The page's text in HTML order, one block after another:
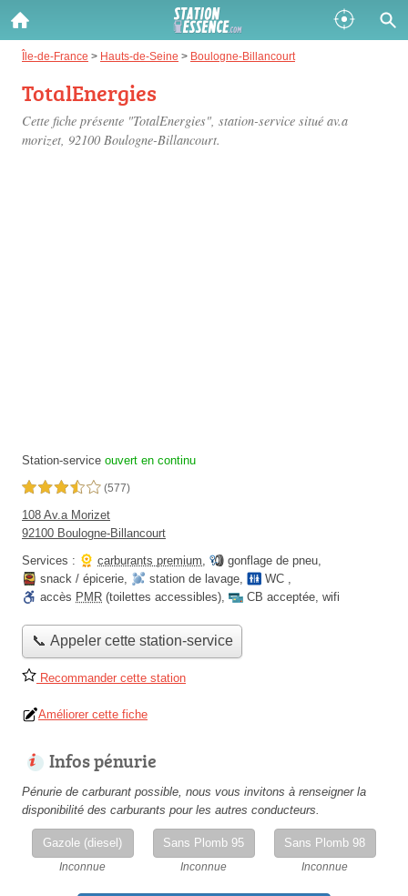
Île-de-France > Hauts-de-Seine > Boulogne-Billancourt
TotalEnergies
Cette fiche présente "TotalEnergies", station-service situé av.a
morizet, 92100 Boulogne-Billancourt.
Station-service ouvert en continu
3,5 étoiles sur 5 (577)
108 Av.a Morizet
92100 Boulogne-Billancourt
Services :
carburants premium, gonflage de pneu,
snack / épicerie, station de lavage, WC ,
accès PMR (toilettes accessibles), CB acceptée, wifi
📞 Appeler cette station-service
Recommander cette station
Améliorer cette fiche
Infos pénurie
Pénurie de carburant possible, nous vous invitons à renseigner la
disponibilité des carburants pour les autres conducteurs.
Gazole (diesel)
Inconnue
Sans Plomb 95
Inconnue
Sans Plomb 98
Inconnue
Gazole :
Disponible
SP 98 :